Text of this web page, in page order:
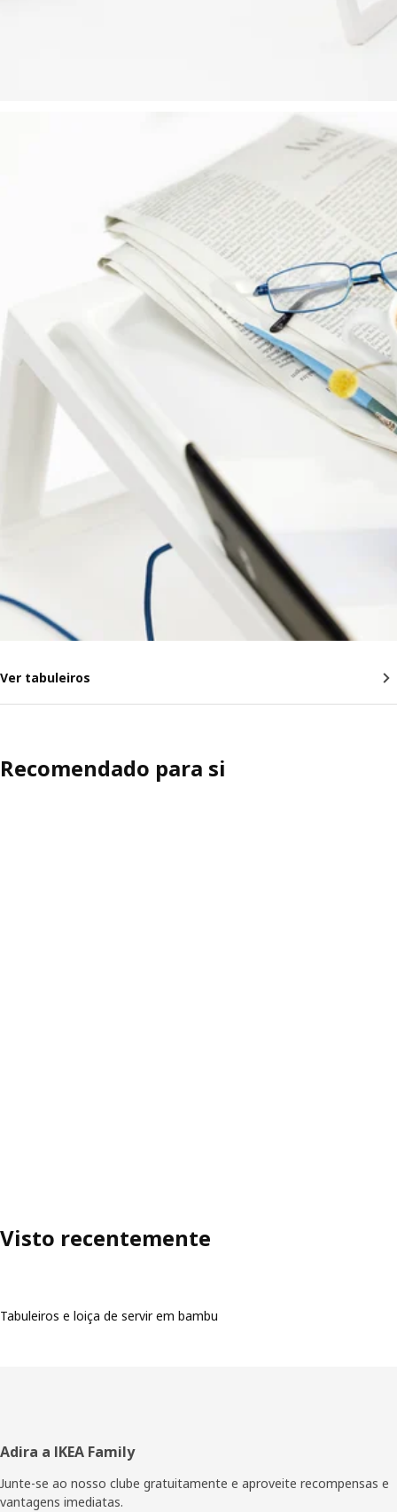
Ver tabuleiros
Recomendado para si
Visto recentemente
Tabuleiros e loiça de servir em bambu
Rodapé
Adira a IKEA Family
Junte-se ao nosso clube gratuitamente e aproveite recompensas e
vantagens imediatas.